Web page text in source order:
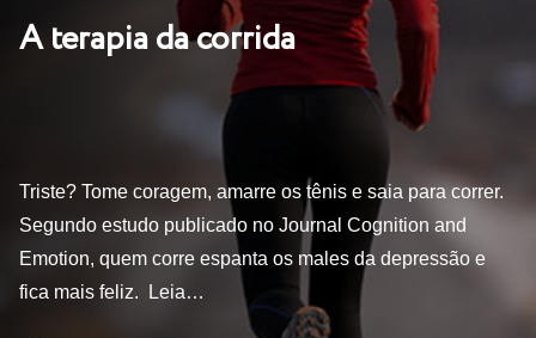
A terapia da corrida
Triste? Tome coragem, amarre os tênis e saia para correr.
Segundo estudo publicado no Journal Cognition and
Emotion, quem corre espanta os males da depressão e
fica mais feliz. Leia…